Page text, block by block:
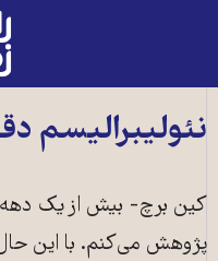
بهنئولیبرالیسم
کین برچ- بیش از یک دهه
پژوهش می‌کنم. با این